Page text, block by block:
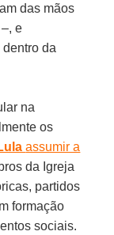
das mãos
–, e
da
na
os
assumir a
da Igreja
partidos
formação
sociais.